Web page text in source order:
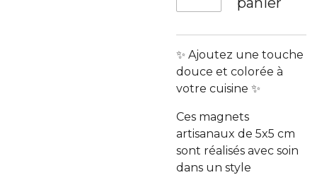
✨ Ajoutez une touche
douce et colorée à
votre cuisine ✨
Ces magnets
artisanaux de 5x5 cm
sont réalisés avec soin
dans un style